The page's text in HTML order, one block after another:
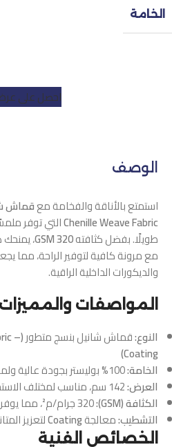
الخامة
احصل على
الوصف
استمتع بالأناقة والفخامة معقماش
Chenille Weave Fabricالتي توفر
طويلًا. بفضل كثافته320 GSM
،
مع مرونة كافية لتوفير الراحة، مما
والديكورات الداخلية الراقية.
المواصفات والمميزات
النوع:قماش شانيل بنسج متطور –
Coating)
الخامة:
العرض:
الكثافة (GSM):
التشطيب:معالجةCoatingلتعزيز
الخصائص الفنية